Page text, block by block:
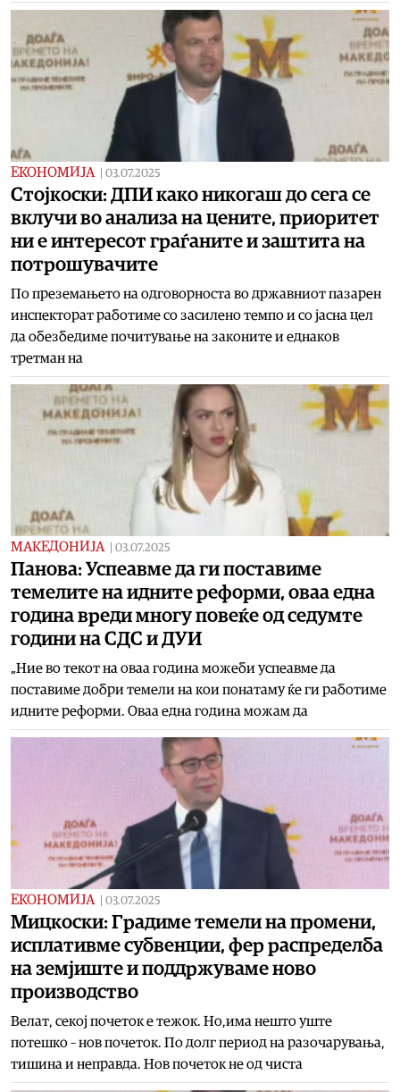
ЕКОНОМИЈА 03.07.2025
Стојкоски: ДПИ како никогаш до сега се
вклучи во анализа на цените, приоритет
ни е интересот граѓаните и заштита на
потрошувачите
По преземањето на одговорноста во државниот пазарен
инспекторат работиме со засилено темпо и со јасна цел
да обезбедиме почитување на законите и еднаков
третман на
МАКЕДОНИЈА 03.07.2025
Панова: Успеавме да ги поставиме
темелите на идните реформи, оваа една
година вреди многу повеќе од седумте
години на СДС и ДУИ
„Ние во текот на оваа година можеби успеавме да
поставиме добри темели на кои понатаму ќе ги работиме
идните реформи. Оваа една година можам да
ЕКОНОМИЈА 03.07.2025
Мицкоски: Градиме темели на промени,
исплативме субвенции, фер распределба
на земјиште и поддржуваме ново
производство
Велат, секој почеток е тежок. Но,има нешто уште
потешко – нов почеток. По долг период на разочарувања,
тишина и неправда. Нов почеток не од чиста